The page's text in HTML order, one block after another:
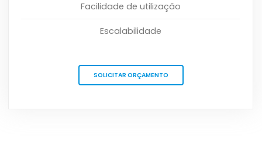
Facilidade de utilização
Escalabilidade
SOLICITAR ORÇAMENTO